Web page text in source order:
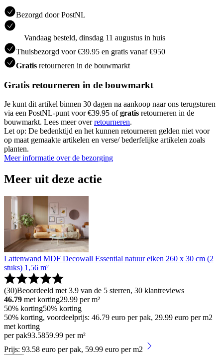
Bezorgd door PostNL
Vandaag besteld, dinsdag 11 augustus in huis
Thuisbezorgd voor €39.95 en gratis vanaf €950
Gratis retourneren in de bouwmarkt
Gratis retourneren in de bouwmarkt
Je kunt dit artikel binnen 30 dagen na aankoop naar ons terugsturen
via een PostNL-punt voor €39.95 ofgratis retourneren in de
bouwmarkt. Lees meer overretourneren.
Let op: De bedenktijd en het kunnen retourneren gelden niet voor
op maat gemaakte artikelen en verse/ bederfelijke artikelen zoals
planten.
Meer informatie over de bezorging
Meer uit deze actie
Lattenwand MDF Decowall Essential natuur eiken 260 x 30 cm (2
stuks) 1,56 m²
(30)Beoordeeld met 3.9 van de 5 sterren, 30 klantreviews
46.79 met korting29.99 per m²
50% korting50% korting
50% korting, voordeelprijs: 46.79 euro per pak, 29.99 euro per m2
met korting
per pak93.5859.99 per m²
Prijs: 93.58 euro per pak, 59.99 euro per m2